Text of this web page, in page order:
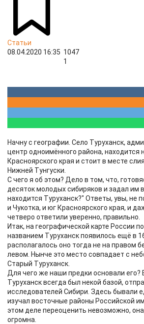
Статьи
08.04.2020 16:35 1047
1
Начну с географии. Село Туруханск,
центр одноимённого района, находится
Красноярского края и стоит в месте
Нижней Тунгуски.
С чего я об этом? Дело в том, что,
десяток молодых сибиряков и задал им
находится Туруханск?" Ответы, увы, не
и Чукотка, и юг Красноярского края, и
четверо ответили уверенно, правильно.
Итак, на географической карте России
названием Туруханск появилось ещё в
располагалось оно тогда не на правом
левом. Нынче это место совпадает с
Старый Туруханск.
Для чего же наши предки основали его?
Туруханск всегда был некой базой,
исследователей Сибири. Здесь бывали
изучал восточные районы Российской
этом деле переоценить невозможно,
огромна.